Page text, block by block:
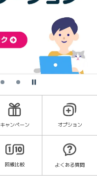
停止
キャンペーン オプション
回線比較 よくある質問